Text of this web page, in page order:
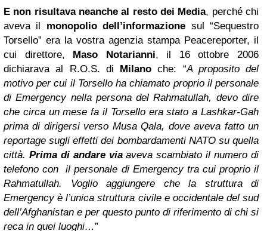
E non risultava neanche al resto dei Media, perché chi
aveva il monopolio dell’informazione sul “Sequestro
Torsello” era la vostra agenzia stampa Peacereporter, il
cui direttore, Maso Notarianni, il 16 ottobre 2006
dichiarava al R.O.S. di Milano che: “A proposito del
motivo per cui il Torsello ha chiamato proprio il personale
di Emergency nella persona del Rahmatullah, devo dire
che circa un mese fa il Torsello era stato a Lashkar-Gah
prima di dirigersi verso Musa Qala, dove aveva fatto un
reportage sugli effetti dei bombardamenti NATO su quella
città. Prima di andare viaaveva scambiato il numero di
telefono con il personale di Emergency tra cui proprio il
Rahmatullah. Voglio aggiungere che la struttura di
Emergency è l’unica struttura civile e occidentale del sud
dell’Afghanistan e per questo punto di riferimento di chi si
reca in quei luoghi…”